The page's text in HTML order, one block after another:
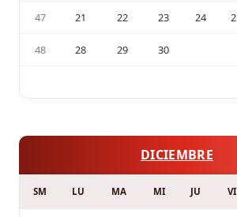
47 21 22 23 24
48 28 29 30
DICIEMBRE
SM LU MA MI JU VI